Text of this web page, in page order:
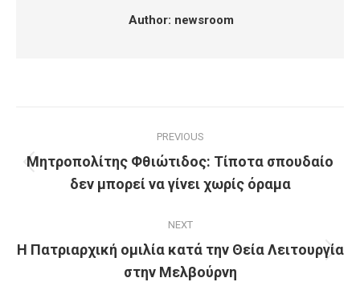
Author: newsroom
navigation
PREVIOUS
Previous
post:
Μητροπολίτης Φθιώτιδος: Τίποτα σπουδαίο
δεν μπορεί να γίνει χωρίς όραμα
NEXT
Next
post:
Η Πατριαρχική ομιλία κατά την Θεία Λειτουργία
στην Μελβούρνη